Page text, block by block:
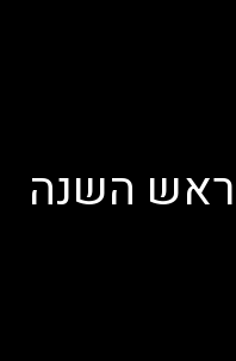
ראש השנה